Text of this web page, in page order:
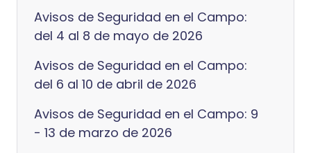
Avisos de Seguridad en el Campo:
del 4 al 8 de mayo de 2026
Avisos de Seguridad en el Campo:
del 6 al 10 de abril de 2026
Avisos de Seguridad en el Campo: 9
- 13 de marzo de 2026